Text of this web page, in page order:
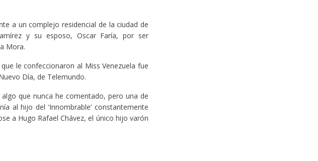
a un complejo residencial de la ciudad de
y su esposo, Oscar Faría, por ser
Mora.
le confeccionaron al Miss Venezuela fue
Día, de Telemundo.
que nunca he comentado, pero una de
al hijo del ‘Innombrable’ constantemente
a Hugo Rafael Chávez, el único hijo varón